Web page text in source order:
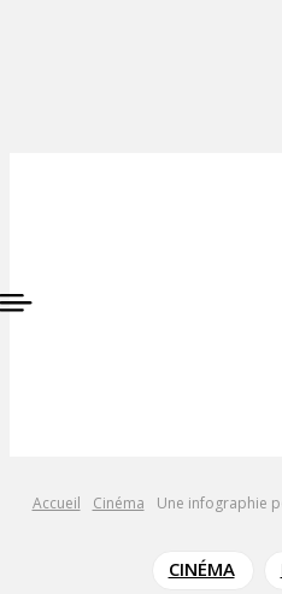
Accueil Cinéma Une infographie
CINÉMA